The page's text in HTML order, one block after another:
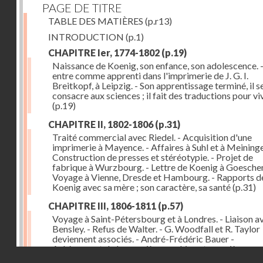
PAGE DE TITRE
TABLE DES MATIÈRES (p.r13)
INTRODUCTION (p.1)
CHAPITRE Ier, 1774-1802 (p.19)
Naissance de Koenig, son enfance, son adolescence.
entre comme apprenti dans l'imprimerie de J. G. I.
Breitkopf, à Leipzig. - Son apprentissage terminé, il
consacre aux sciences ; il fait des traductions pour
(p.19)
CHAPITRE II, 1802-1806(p.31)
Traité commercial avec Riedel. - Acquisition d'une
imprimerie à Mayence. - Affaires à Suhl et à
Construction de presses et stéréotypie. - Projet de
fabrique à Wurzbourg. - Lettre de Koenig à
Voyage à Vienne, Dresde et Hambourg. - Rapports
Koenig avec sa mère ; son caractère, sa santé(p.31)
CHAPITRE III, 1806-1811 (p.57)
Voyage à Saint-Pétersbourg et à Londres. - Liaison
Bensley. - Refus de Walter. - G. Woodfall et R. Taylor
deviennent associés. - André-Frédéric Bauer -
Achèvement de la première machine et premières